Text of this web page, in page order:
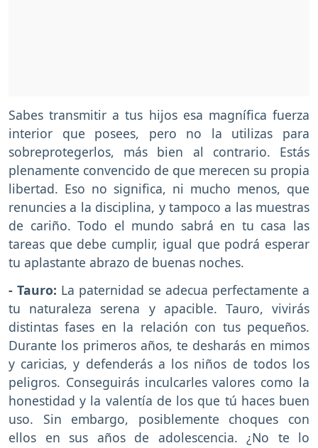
Sabes transmitir a tus hijos esa magnífica fuerza
interior que posees, pero no la utilizas para
sobreprotegerlos, más bien al contrario. Estás
plenamente convencido de que merecen su propia
libertad. Eso no significa, ni mucho menos, que
renuncies a la disciplina, y tampoco a las muestras
de cariño. Todo el mundo sabrá en tu casa las
tareas que debe cumplir, igual que podrá esperar
tu aplastante abrazo de buenas noches.
- Tauro: La paternidad se adecua perfectamente a
tu naturaleza serena y apacible. Tauro, vivirás
distintas fases en la relación con tus pequeños.
Durante los primeros años, te desharás en mimos
y caricias, y defenderás a los niños de todos los
peligros. Conseguirás inculcarles valores como la
honestidad y la valentía de los que tú haces buen
uso. Sin embargo, posiblemente choques con
ellos en sus años de adolescencia. ¿No te lo